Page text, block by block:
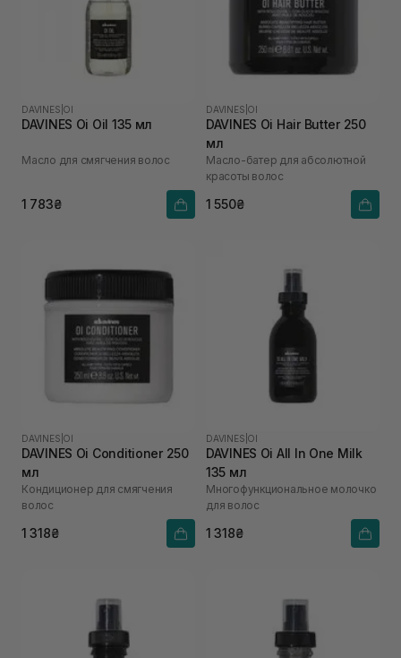
DAVINES OI
DAVINES Oi Oil 135 мл
Масло для смягчения волос
1 783₴
DAVINES OI
DAVINES Oi Hair Butter 250
мл
Масло-батер для абсолютной
красоты волос
1 550₴
DAVINES OI
DAVINES Oi Conditioner 250
мл
Кондиционер для смягчения
волос
1 318₴
DAVINES OI
DAVINES Oi All In One Milk
135 мл
Многофункциональное молочко
для волос
1 318₴